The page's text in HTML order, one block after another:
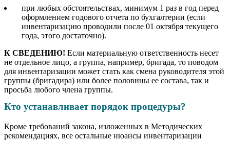
при любых обстоятельствах, минимум 1 раз в год перед
оформлением годового отчета по бухгалтерии (если
инвентаризацию проводили после 01 октября текущего
года, этого достаточно).
К СВЕДЕНИЮ! Если материальную ответственность несет
не отдельное лицо, а группа, например, бригада, то поводом
для инвентаризации может стать как смена руководителя этой
группы (бригадира) или более половины ее состава, так и
просьба любого члена группы.
Кто устанавливает порядок процедуры?
Кроме требований закона, изложенных в Методических
рекомендациях, все остальные нюансы инвентаризации